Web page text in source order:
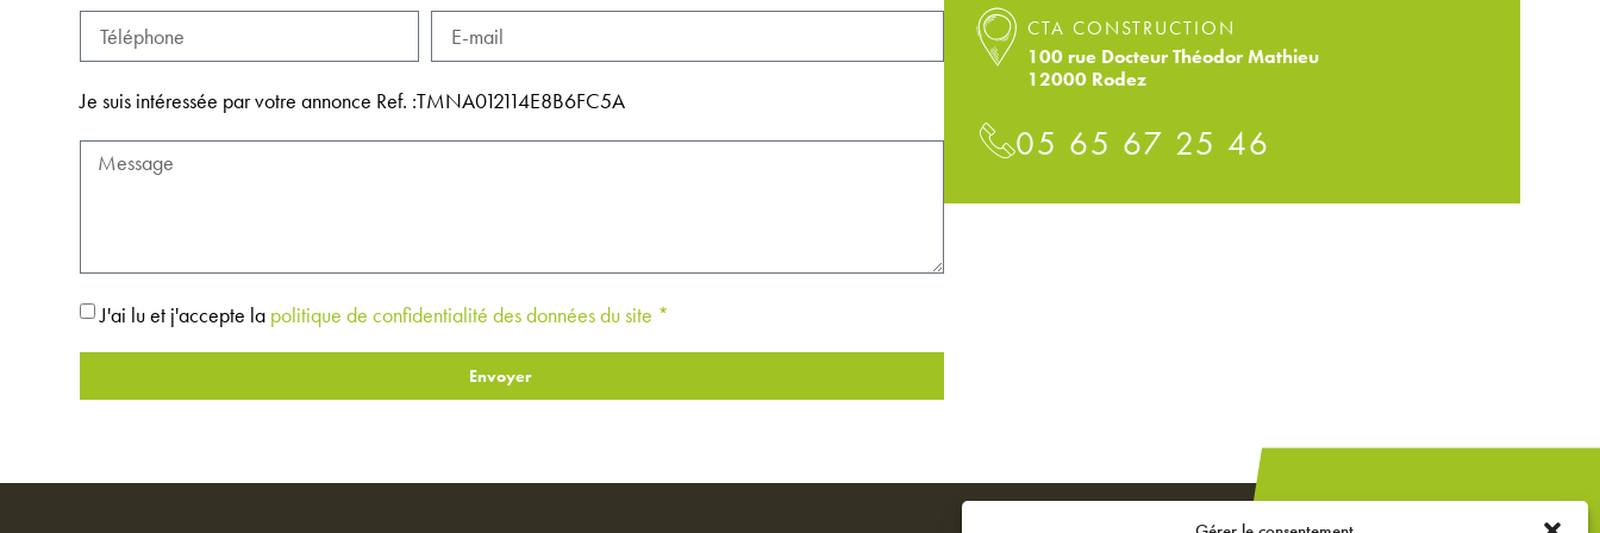
Je suis intéressée par votre annonce Ref. :TMNA012114E8B6FC5A
J'ai lu et j'accepte la politique de confidentialité des données du site *
Envoyer
CTA CONSTRUCTION
100 rue Docteur Théodor Mathieu
12000 Rodez
05 65 67 25 46